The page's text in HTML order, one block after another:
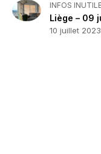
INFOS
Liège – 09
10 juillet 2023